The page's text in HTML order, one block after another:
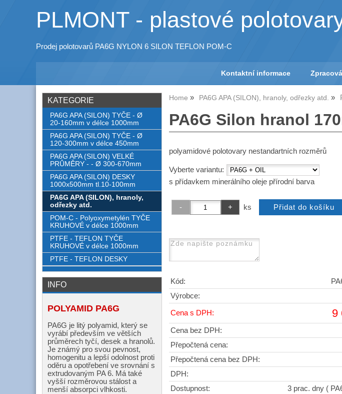
PLMONT - plastové
Prodej polotovarů PA6G NYLON 6 SILON TEFLON POM-C
Kontaktní informace
Home PA6G APA (SILON), hranoly, odřezky atd.
PA6G Silon hranol
polyamidové polotovary nestandartních rozměrů
Vyberte variantu:
s přídavkem minerálního oleje přírodní barva
ks
Kód:
Výrobce:
Cena s DPH: 9
Cena bez DPH:
Přepočtená cena:
Přepočtená cena bez DPH:
DPH:
Dostupnost:
3 prac. dny (
KATEGORIE
PA6G APA (SILON) TYČE - Ø
20-160mm v délce 1000mm
PA6G APA (SILON) TYČE - Ø
120-300mm v délce 450mm
PA6G APA (SILON) VELKÉ
PRŮMĚRY - - Ø 300-670mm
PA6G APA (SILON) DESKY
1000x500mm tl.10-100mm
PA6G APA (SILON), hranoly,
odřezky atd.
POM-C - Polyoxymetylén TYČE
KRUHOVÉ v délce 1000mm
PTFE - TEFLON TYČE
KRUHOVÉ v délce 1000mm
PTFE - TEFLON DESKY
INFO
POLYAMID PA6G
PA6G je litý polyamid, který se
vyrábí především ve větších
průměrech tyčí, desek a hranolů.
Je známý pro svou pevnost,
homogenitu a lepší odolnost proti
oděru a opotřebení ve srovnání s
extrudovaným PA 6. Má také
vyšší rozměrovou stálost a
menší absorpci vlhkosti.